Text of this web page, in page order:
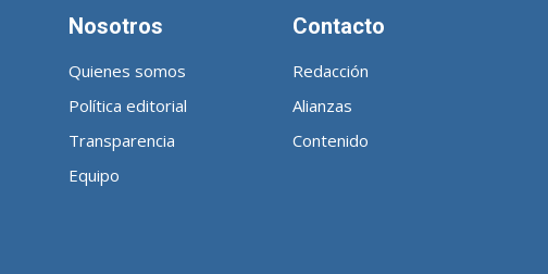
Nosotros
Quienes somos
Política editorial
Transparencia
Equipo
Contacto
Redacción
Alianzas
Contenido